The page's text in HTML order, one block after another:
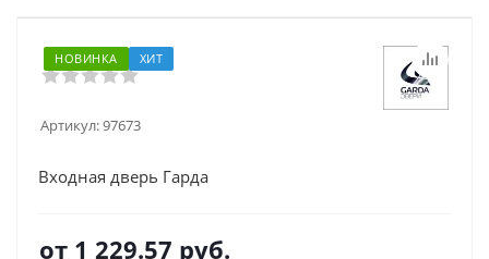
НОВИНКА ХИТ
Артикул:97673
Входная дверь Гарда
от 1 229.57 руб.